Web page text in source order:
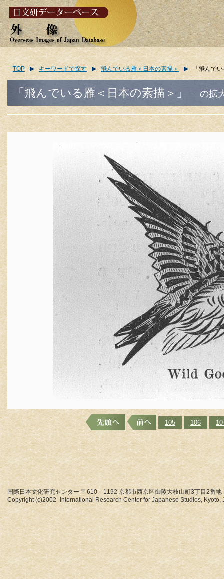
TOP キーワードで探す 飛んでいる雁＜日本の素描＞ 「飛んで
「飛んでいる雁＜日本の素描＞」 の拡
105 106
国際日本文化研究センター 〒610－1192 京都市西京区御陵大枝山町3丁目2番地
Copyright (c)2002- International Research Center for Japanese Studies, Kyoto,